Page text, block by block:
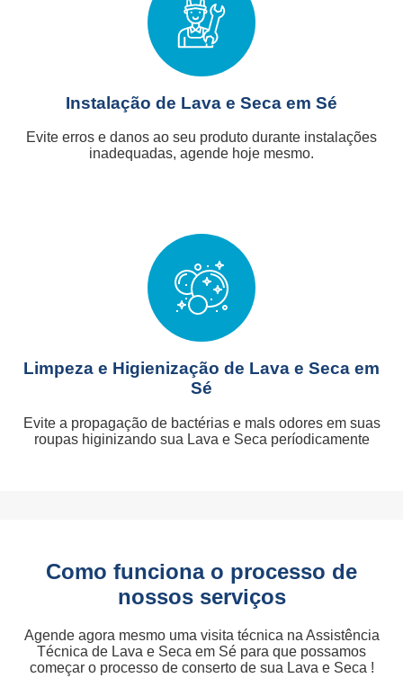
Instalação de Lava e Seca em Sé
Evite erros e danos ao seu produto durante instalações
inadequadas, agende hoje mesmo.
Limpeza e Higienização de Lava e Seca em
Sé
Evite a propagação de bactérias e mals odores em suas
roupas higinizando sua Lava e Seca períodicamente
Como funciona o processo de
nossos serviços
Agende agora mesmo uma visita técnica na Assistência
Técnica de Lava e Seca em Sé para que possamos
começar o processo de conserto de sua Lava e Seca !